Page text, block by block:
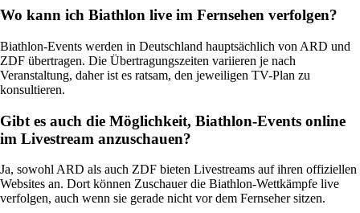
Wo kann ich Biathlon live im Fernsehen verfolgen?
Biathlon-Events werden in Deutschland hauptsächlich von ARD und
ZDF übertragen. Die Übertragungszeiten variieren je nach
Veranstaltung, daher ist es ratsam, den jeweiligen TV-Plan zu
konsultieren.
Gibt es auch die Möglichkeit, Biathlon-Events online
im Livestream anzuschauen?
Ja, sowohl ARD als auch ZDF bieten Livestreams auf ihren offiziellen
Websites an. Dort können Zuschauer die Biathlon-Wettkämpfe live
verfolgen, auch wenn sie gerade nicht vor dem Fernseher sitzen.